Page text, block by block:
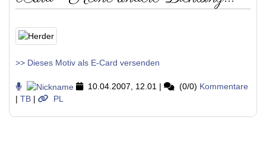
>> Dieses Motiv als E-Card versenden
10.04.2007, 12.01 | (0/0) Kommentare
| TB | PL